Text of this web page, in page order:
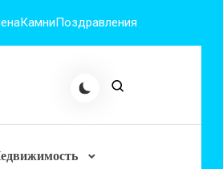
КамниПоздравления